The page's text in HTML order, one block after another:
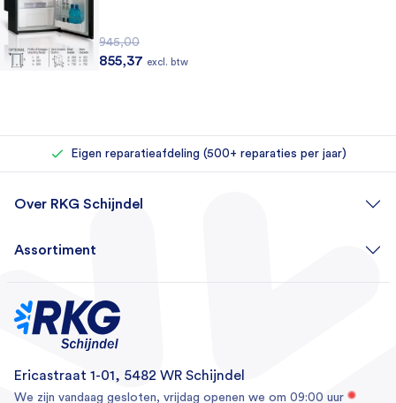
945,00
Oorspronkelijke prijs was: 945,00.
855,37 excl. btw
Rechtstreeks bij de importeur kopen
Eigen reparatieafdeling (500+ reparaties per jaar)
Telefonisch contact met de productspecialist
Ericastraat 1-01, 5482 WR Schijndel
We zijn vandaag gesloten, vrijdag openen we om 09:00 uur
Over RKG Schijndel
Assortiment